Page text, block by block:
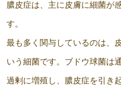
膿皮症は、主に皮膚に細菌が
す。
最も多く関与しているのは、
いう細菌です。ブドウ球菌は
過剰に増殖し、膿皮症を引き